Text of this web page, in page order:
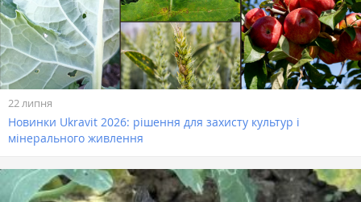
22 липня
Новинки Ukravit 2026: рішення для захисту культур і
мінерального живлення